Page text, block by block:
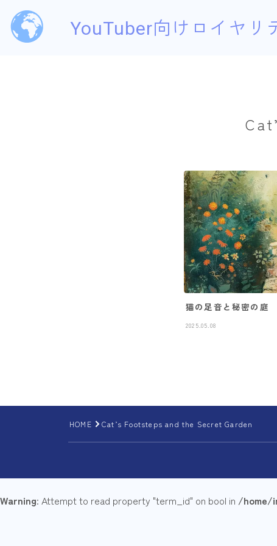
YouTuber向けロイヤリ
猫の足音と秘密の庭
2025.05.08
HOME Cat’s Footsteps and the Secret Garden
Warning: Attempt to read property "term_id" on bool in /home/